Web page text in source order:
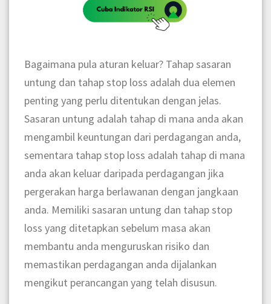
Bagaimana pula aturan keluar? Tahap sasaran
untung dan tahap stop loss adalah dua elemen
penting yang perlu ditentukan dengan jelas.
Sasaran untung adalah tahap di mana anda akan
mengambil keuntungan dari perdagangan anda,
sementara tahap stop loss adalah tahap di mana
anda akan keluar daripada perdagangan jika
pergerakan harga berlawanan dengan jangkaan
anda. Memiliki sasaran untung dan tahap stop
loss yang ditetapkan sebelum masa akan
membantu anda menguruskan risiko dan
memastikan perdagangan anda dijalankan
mengikut perancangan yang telah disusun.